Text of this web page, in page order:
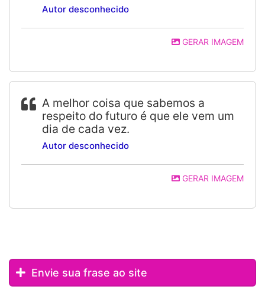
Autor desconhecido
GERAR IMAGEM
A melhor coisa que sabemos a
respeito do futuro é que ele vem um
dia de cada vez.
Autor desconhecido
GERAR IMAGEM
Envie sua frase ao site